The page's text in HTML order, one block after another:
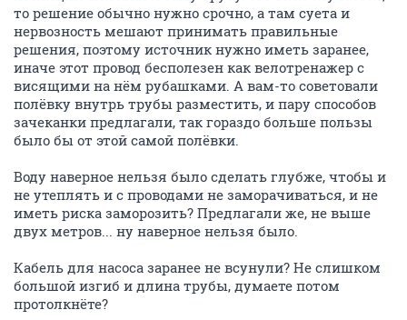
то решение обычно нужно срочно, а там суета и
нервозность мешают принимать правильные
решения, поэтому источник нужно иметь заранее,
иначе этот провод бесполезен как велотренажер с
висящими на нём рубашками. А вам-то советовали
полёвку внутрь трубы разместить, и пару способов
зачеканки предлагали, так гораздо больше пользы
было бы от этой самой полёвки.
Воду наверное нельзя было сделать глубже, чтобы и
не утеплять и с проводами не заморачиваться, и не
иметь риска заморозить? Предлагали же, не выше
двух метров... ну наверное нельзя было.
Кабель для насоса заранее не всунули? Не слишком
большой изгиб и длина трубы, думаете потом
протолкнёте?